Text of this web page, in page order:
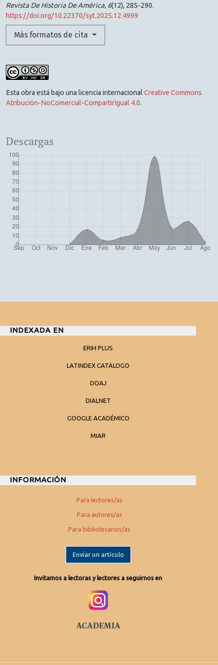
Revista De Historia De América, 6(12), 285-290.
https://doi.org/10.22370/syt.2025.12.4999
Más formatos de cita
Esta obra está bajo una licencia internacional Creative Commons
Atribución-NoComercial-CompartirIgual 4.0.
Descargas
INDEXADA EN
ERIH PLUS
LATINDEX CATALOGO
DOAJ
DIALNET
GOOGLE ACADÉMICO
MIAR
INFORMACIÓN
Para lectores/as
Para autores/as
Para bibliotecarios/as
Enviar un artículo
Invitamos a lectoras y lectores a seguirnos en